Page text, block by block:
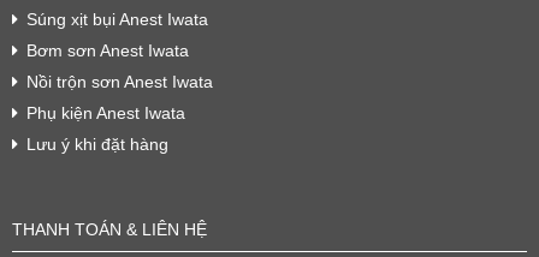
Súng xịt bụi Anest Iwata
Bơm sơn Anest Iwata
Nồi trộn sơn Anest Iwata
Phụ kiện Anest Iwata
Lưu ý khi đặt hàng
THANH TOÁN & LIÊN HỆ